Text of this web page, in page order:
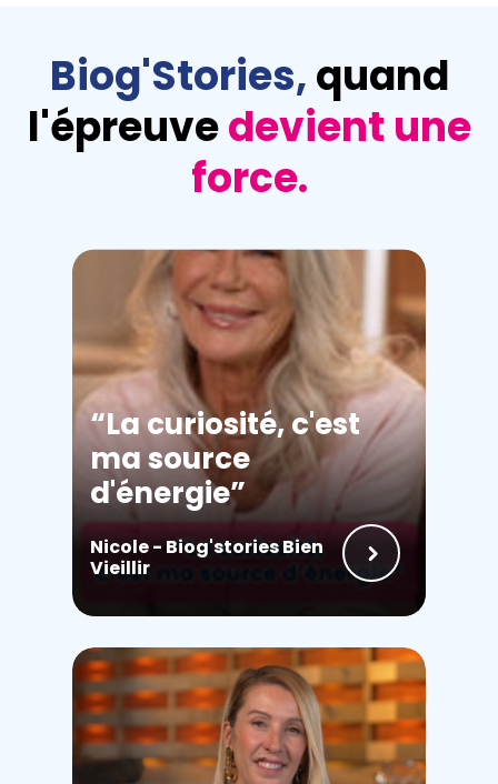
Biog'Stories,quand
l'épreuvedevient une
force.
La curiosité, c'est
ma source
d'énergie
Nicole - Biog'stories Bien
Vieillir